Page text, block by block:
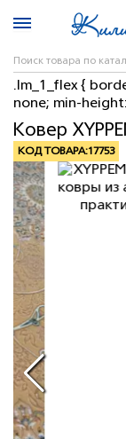
.lm_1_flex {
none; min-
Ковер
КОД ТОВАРА:17753